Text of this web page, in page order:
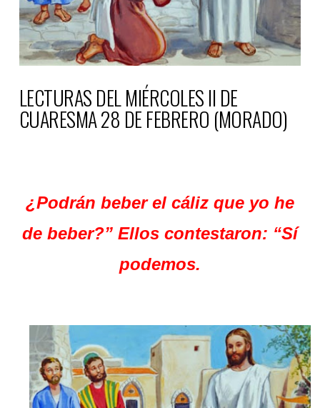
LECTURAS DEL MIÉRCOLES II DE
CUARESMA 28 DE FEBRERO (MORADO)
¿Podrán beber el cáliz que yo he
de beber?” Ellos contestaron: “Sí
podemos.